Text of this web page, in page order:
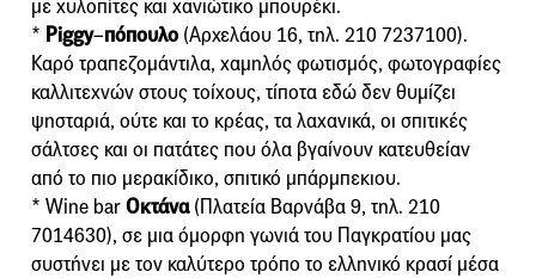
με χυλοπίτες και χανιώτικο μπουρέκι.
* Piggy–πόπουλο (Αρχελάου 16, τηλ. 210 7237100).
Καρό τραπεζομάντιλα, χαμηλός φωτισμός, φωτογραφίες
καλλιτεχνών στους τοίχους, τίποτα εδώ δεν θυμίζει
ψησταριά, ούτε και το κρέας, τα λαχανικά, οι σπιτικές
σάλτσες και οι πατάτες που όλα βγαίνουν κατευθείαν
από το πιο μερακίδικο, σπιτικό μπάρμπεκιου.
* Wine barΟκτάνα(Πλατεία Βαρνάβα 9, τηλ. 210
7014630), σε μια όμορφη γωνιά του Παγκρατίου μας
συστήνει με τον καλύτερο τρόπο το ελληνικό κρασί μέσα